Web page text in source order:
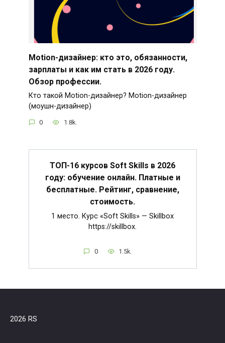
Motion-дизайнер: кто это, обязанности,
зарплаты и как им стать в 2026 году.
Обзор профессии.
Кто такой Motion-дизайнер? Motion-дизайнер
(моушн-дизайнер)
0 1.8k.
ТОП-16 курсов Soft Skills в 2026
году: обучение онлайн. Платные и
бесплатные. Рейтинг, сравнение,
стоимость.
1 место. Курс «Soft Skills» — Skillbox
https://skillbox.
0 1.5k.
2026 RS